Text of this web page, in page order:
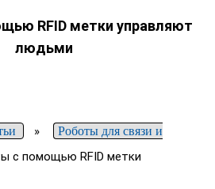
RFID метки управляют
людьми
»
Роботы для связи и
с помощью RFID метки